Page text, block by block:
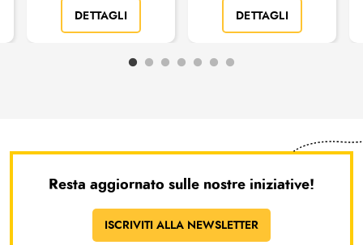
DETTAGLI DETTAGLI
Resta aggiornato sulle nostre iniziative!
ISCRIVITI ALLA NEWSLETTER